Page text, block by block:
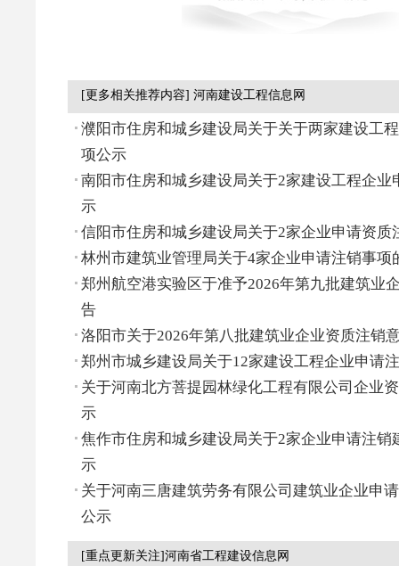
[更多相关推荐内容] 河南建设工程信息网
濮阳市住房和城乡建设局关于关于两家建设工
项公示
南阳市住房和城乡建设局关于2家建设工程企业
示
信阳市住房和城乡建设局关于2家企业申请资质
林州市建筑业管理局关于4家企业申请注销事项
郑州航空港实验区于准予2026年第九批建筑业
告
洛阳市关于2026年第八批建筑业企业资质注销
郑州市城乡建设局关于12家建设工程企业申请
关于河南北方菩提园林绿化工程有限公司企业
示
焦作市住房和城乡建设局关于2家企业申请注销
示
关于河南三唐建筑劳务有限公司建筑业企业申
公示
[重点更新关注]河南省工程建设信息网